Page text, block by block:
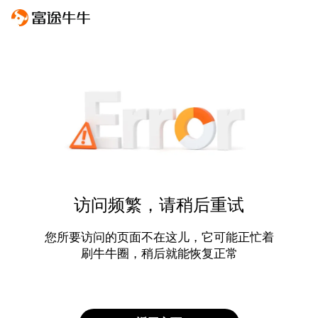
访问频繁，请稍后重试
您所要访问的页面不在这儿，它可能正忙着
刷牛牛圈，稍后就能恢复正常